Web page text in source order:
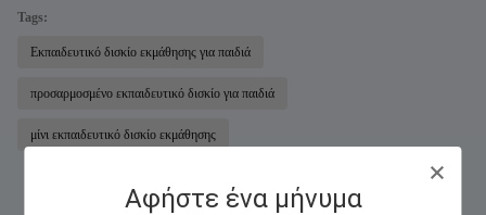
Αφήστε ένα μήνυμα
Tags:
Εκπαιδευτικό δισκίο εκμάθησης για παιδιά
προσαρμοσμένο εκπαιδευτικό δισκίο για παιδιά
μίνι εκπαιδευτικό δισκίο εκμάθησης